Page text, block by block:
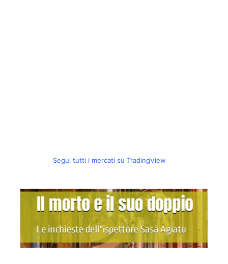
Segui tutti i mercati su TradingView